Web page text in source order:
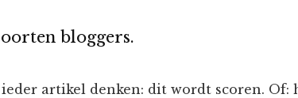
bloggers.
artikel denken: dit wordt scoren. Of: